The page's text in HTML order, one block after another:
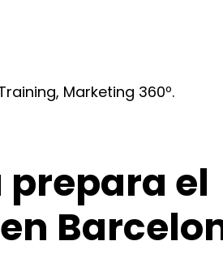
Marketing 360º.
el